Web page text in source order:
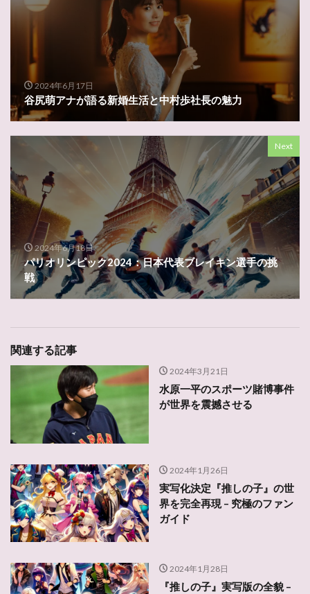
2024年6月17日
谷尻萌アナが語る新婚生活と中村歩社長の魅力
Next
2024年6月18日
パリオリンピック2024：日本代表ブレイキン選手の挑
戦
関連する記事
2024年3月21日
水原一平のスポーツ賭博事件
が世界を震撼させる
2024年1月26日
実写化決定『推しの子』の世
界を完全再現 – 究極のファン
ガイド
2024年1月28日
『推しの子』実写版の全貌 –